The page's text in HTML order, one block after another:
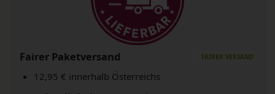
Fairer Paketversand
12,95 € innerhalb Österreichs